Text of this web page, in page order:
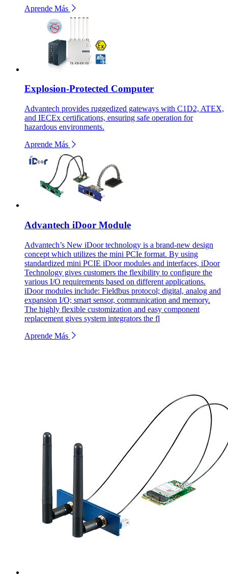
Aprende Más
Explosion-Protected Computer
Advantech provides ruggedized gateways with C1D2, ATEX,
and IECEx certifications, ensuring safe operation for
hazardous environments.
Aprende Más
Advantech iDoor Module
Advantech’s New iDoor technology is a brand-new design
concept which utilizes the mini PCIe format. By using
standardized mini PCIE iDoor modules and interfaces, iDoor
Technology gives customers the flexibility to configure the
various I/O requirements based on different applications.
iDoor modules include: Fieldbus protocol; digital, analog and
expansion I/O; smart sensor, communication and memory.
The highly flexible customization and easy component
replacement gives system integrators the fl
Aprende Más